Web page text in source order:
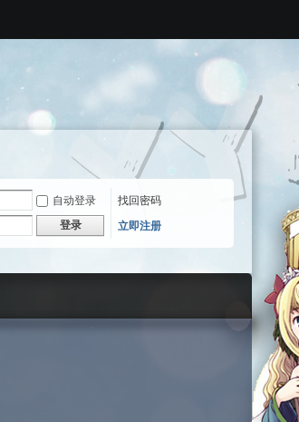
自动登录
找回密码
登录 立即注册